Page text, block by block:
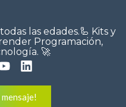
las edades.🦾 Kits y
Programación,
🚀
mensaje!